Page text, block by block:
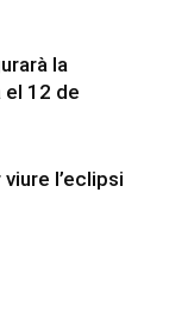
la
12 de
l’eclipsi